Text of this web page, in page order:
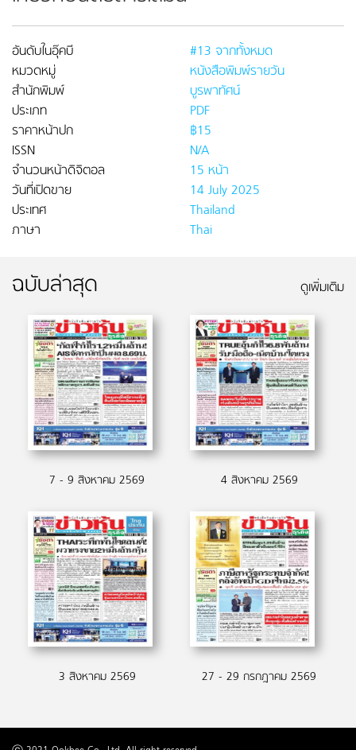
อันดับในอุ๊คบี
#13 จากทั้งหมด
หมวดหมู่
หนังสือพิมพ์รายวัน
สำนักพิมพ์
บูรพาทัศน์
ประเภท
PDF
ราคาหน้าปก
฿15
ISSN
N/A
จำนวนหน้าดิจิตอล
15 หน้า
วันที่เปิดขาย
14 July 2025
ประเทศ
Thailand
ภาษา
Thai
ฉบับล่าสุด ดูเพิ่มเติม
7 - 9 สิงหาคม 2569 4 สิงหาคม 2569
3 สิงหาคม 2569 27 - 29 กรกฎาคม 2569